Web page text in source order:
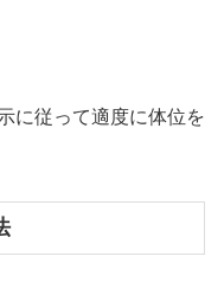
に従って適度に体位を